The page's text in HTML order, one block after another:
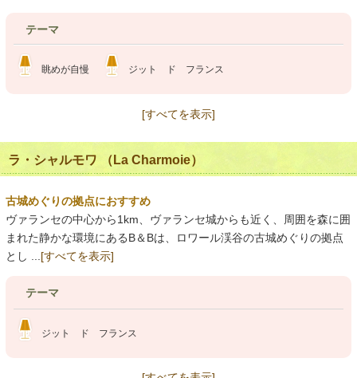
テーマ
眺めが自慢 ジット ド フランス
[すべてを表示]
ラ・シャルモワ （La Charmoie）
古城めぐりの拠点におすすめ
ヴァランセの中心から1km、ヴァランセ城からも近く、周囲を森に囲
まれた静かな環境にあるB＆Bは、ロワール渓谷の古城めぐりの拠点
とし ... [すべてを表示]
テーマ
ジット ド フランス